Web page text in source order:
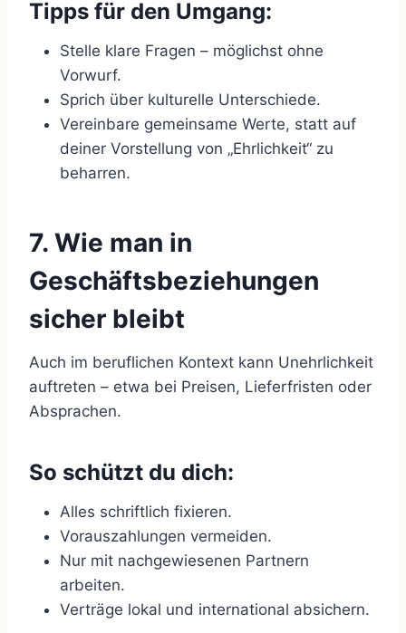
Tipps für den Umgang:
Stelle klare Fragen – möglichst ohne
Vorwurf.
Sprich über kulturelle Unterschiede.
Vereinbare gemeinsame Werte, statt auf
deiner Vorstellung von „Ehrlichkeit“ zu
beharren.
7. Wie man in
Geschäftsbeziehungen
sicher bleibt
Auch im beruflichen Kontext kann Unehrlichkeit
auftreten – etwa bei Preisen, Lieferfristen oder
Absprachen.
So schützt du dich:
Alles schriftlich fixieren.
Vorauszahlungen vermeiden.
Nur mit nachgewiesenen Partnern
arbeiten.
Verträge lokal und international absichern.